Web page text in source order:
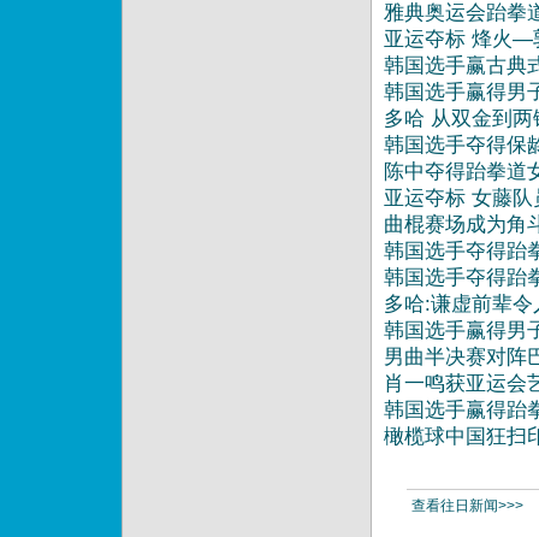
雅典奥运会跆拳
亚运夺标 烽火—
韩国选手赢古典
韩国选手赢得男
多哈 从双金到
韩国选手夺得保
陈中夺得跆拳道
亚运夺标 女藤
曲棍赛场成为角
韩国选手夺得跆
韩国选手夺得跆
多哈:谦虚前辈
韩国选手赢得男
男曲半决赛对阵
肖一鸣获亚运会
韩国选手赢得跆
橄榄球中国狂扫
查看往日新闻>>>